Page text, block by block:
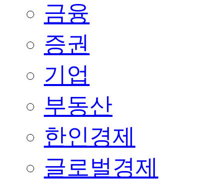
금융
증권
기업
부동산
한인경제
글로벌경제